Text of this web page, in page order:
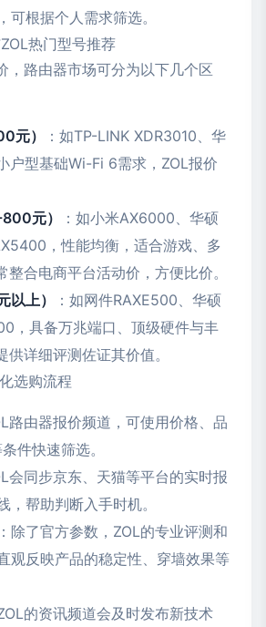
可根据个人需求筛选。
热门型号推荐
，路由器市场可分为以下几个区
元）
：如TP-LINK XDR3010、华
户型基础Wi-Fi 6需求，ZOL报价
元）
：如小米AX6000、华硕
，性能均衡，适合游戏、多
整合电商平台活动价，方便比价。
上）
：如网件RAXE500、华硕
，具备万兆端口、顶级硬件与丰
供详细评测佐证其价值。
选购流程
路由器报价频道，可使用价格、品
件快速筛选。
会同步京东、天猫等平台的实时报
，帮助判断入手时机。
除了官方参数，ZOL的专业评测和
观反映产品的稳定性、穿墙效果等
的资讯频道会及时发布新技术